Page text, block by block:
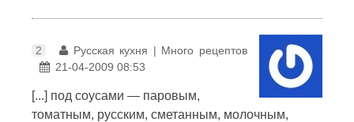
2
Русская кухня | Много рецептов
21-04-2009 08:53
[...] под соусами — паровым,
томатным, русским, сметанным, молочным,